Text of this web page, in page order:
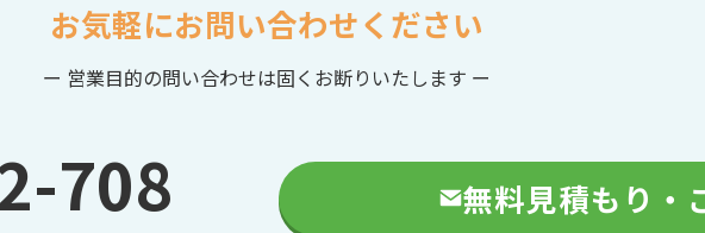
お気軽にお問い合わせください
ー 営業目的の問い合わせは固くお断りいたします ー
708 無料見積もり・